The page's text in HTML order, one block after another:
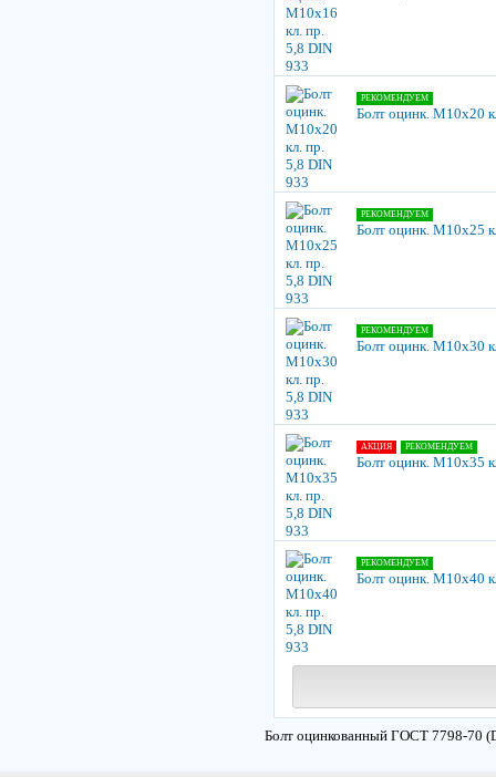
РЕКОМЕНДУЕМ
Болт оцинк. М10х20
РЕКОМЕНДУЕМ
Болт оцинк. М10х25
РЕКОМЕНДУЕМ
Болт оцинк. М10х30
АКЦИЯ РЕКОМЕНДУЕМ
Болт оцинк. М10х35
РЕКОМЕНДУЕМ
Болт оцинк. М10х40
Болт оцинкованный ГОСТ 7798-70